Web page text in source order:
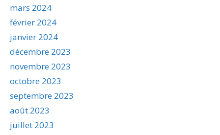
mars 2024
février 2024
janvier 2024
décembre 2023
novembre 2023
octobre 2023
septembre 2023
août 2023
juillet 2023